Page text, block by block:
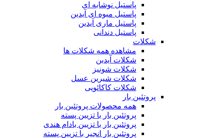
پاستیل نوشابه ای
پاستیل میوه ای آیدین
پاستیل ماری آیدین
پاستیل دندانی
شکلات
مشاهده همه شکلات ها
شکلات آیدین
شکلات شونیز
شکلات شیرین عسل
شکلات کاکائویی
پروتئین بار
همه محصولات پروتئین بار
پروتئین بار با تزیین پسته
پروتئین بار با تزیین بادام هندی
پروتئین بار انجیر با تزیین پسته